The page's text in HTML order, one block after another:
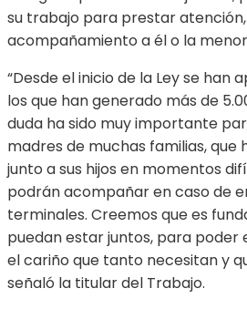
su trabajo para prestar
acompañamiento a él o la
“Desde el inicio de la Ley se han
los que han generado más de
duda ha sido muy importante
madres de muchas familias, que
junto a sus hijos en momentos
podrán acompañar en caso de
terminales. Creemos que es
puedan estar juntos, para poder
el cariño que tanto necesitan y
señaló la titular del Trabajo.